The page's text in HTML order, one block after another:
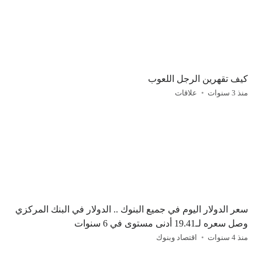
كيف تقهرين الرجل اللعوب
منذ 3 سنوات علاقات
سعر الدولار اليوم في جميع البنوك .. الدولار في البنك المركزي
وصل سعره لـ19.41 أدنى مستوى في 6 سنوات
منذ 4 سنوات اقتصاد وبنوك